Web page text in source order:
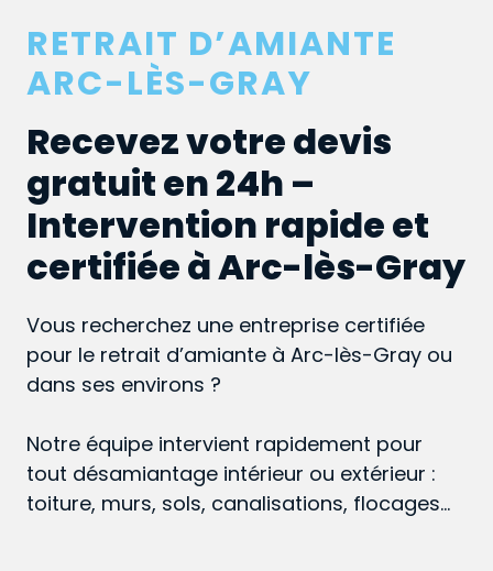
RETRAIT D’AMIANTE
ARC-LÈS-GRAY
Recevez votre devis
gratuit en 24h –
Intervention rapide et
certifiée à Arc-lès-Gray
Vous recherchez une entreprise certifiée
pour le retrait d’amiante à Arc-lès-Gray ou
dans ses environs ?
Notre équipe intervient rapidement pour
tout désamiantage intérieur ou extérieur :
toiture, murs, sols, canalisations, flocages…